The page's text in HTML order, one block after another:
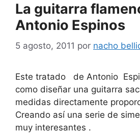
La guitarra
Antonio Espinos
5 agosto, 2011 por nacho
Este tratado de Antonio
como diseñar una guitarra
medidas directamente
Creando así una serie de
muy interesantes .